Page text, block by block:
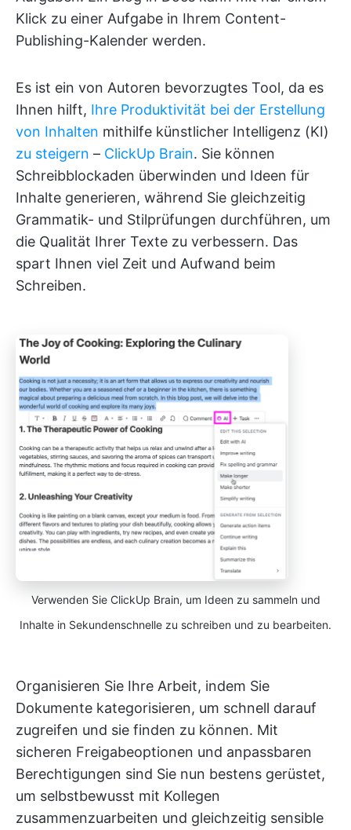
Klick zu einer Aufgabe in Ihrem Content-
Publishing-Kalender werden.
Es ist ein von Autoren bevorzugtes Tool, da es
Ihnen hilft, Ihre Produktivität bei der Erstellung
von Inhalten mithilfe künstlicher Intelligenz (KI)
zu steigern – ClickUp Brain. Sie können
Schreibblockaden überwinden und Ideen für
Inhalte generieren, während Sie gleichzeitig
Grammatik- und Stilprüfungen durchführen, um
die Qualität Ihrer Texte zu verbessern. Das
spart Ihnen viel Zeit und Aufwand beim
Schreiben.
Verwenden Sie ClickUp Brain, um Ideen zu sammeln und
Inhalte in Sekundenschnelle zu schreiben und zu bearbeiten.
Organisieren Sie Ihre Arbeit, indem Sie
Dokumente kategorisieren, um schnell darauf
zugreifen und sie finden zu können. Mit
sicheren Freigabeoptionen und anpassbaren
Berechtigungen sind Sie nun bestens gerüstet,
um selbstbewusst mit Kollegen
zusammenzuarbeiten und gleichzeitig sensible